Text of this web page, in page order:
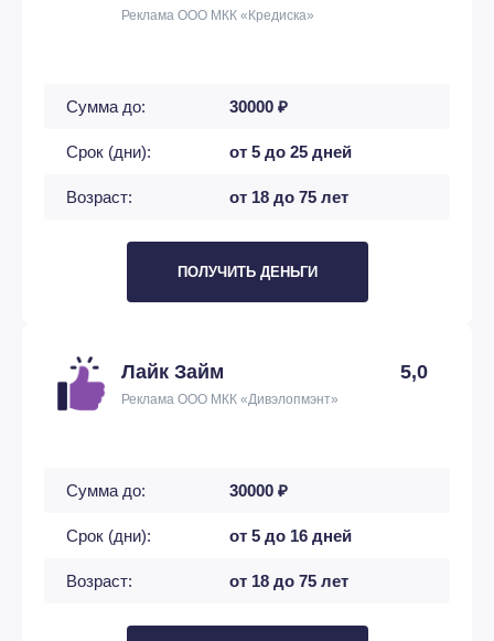
Реклама ООО МКК «Кредиска»
Сумма до: 30000 ₽
Срок (дни): от 5 до 25 дней
Возраст: от 18 до 75 лет
ПОЛУЧИТЬ ДЕНЬГИ
Лайк Займ 5,0
Реклама ООО МКК «Дивэлопмэнт»
Сумма до: 30000 ₽
Срок (дни): от 5 до 16 дней
Возраст: от 18 до 75 лет